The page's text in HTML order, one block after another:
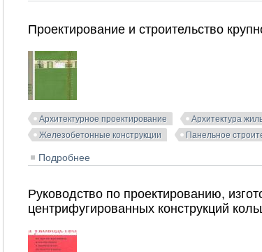
Проектирование и строительство
Архитектурное проектирование Архитектура
Железобетонные конструкции
Панельное
Подробнее
Руководство по проектированию,
центрифугированных конструкций